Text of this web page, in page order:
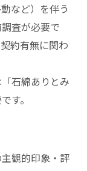
など）を伴う
査が必要で
約有無に関わ
石綿ありとみ
す。
観的印象・評